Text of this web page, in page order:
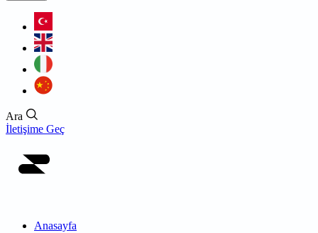
Ara
İletişime Geç
Anasayfa